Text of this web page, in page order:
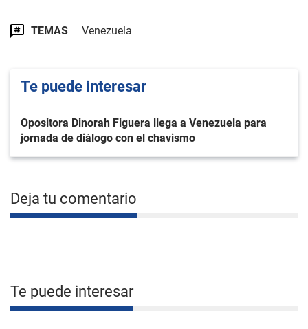
TEMAS Venezuela
Te puede interesar
Opositora Dinorah Figuera llega a Venezuela para
jornada de diálogo con el chavismo
Deja tu comentario
Te puede interesar